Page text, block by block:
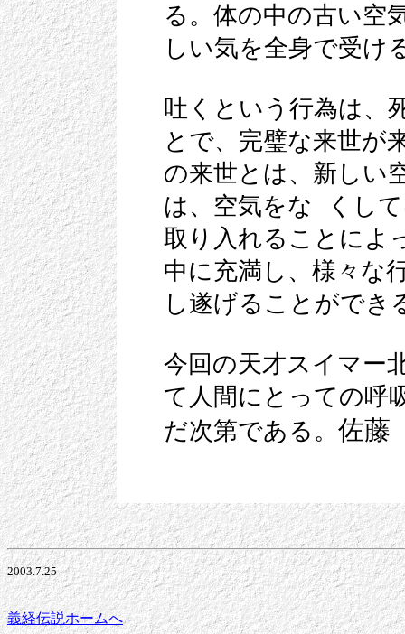
る。体の中の古い空
しい気を全身で受け
吐くという行為は、
とで、完璧な来世が
の来世とは、新しい
は、空気をな くし
取り入れることによ
中に充満し、様々な
し遂げることがで
今回の天才スイマー
て人間にとっての呼
だ次第である。 佐藤
2003.7.25
義経伝説ホームへ